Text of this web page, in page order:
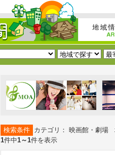
検索条件 カテゴリ： 映画館・劇場
1件中1～1件を表示